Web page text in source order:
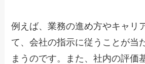
例えば、業務の進め方やキャリ
て、会社の指示に従うことが当
まうのです。また、社内の評価